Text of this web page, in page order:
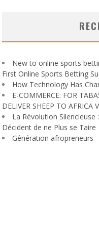
New to online sports
First Online Sports Betting
How Technology Has
E-COMMERCE: FOR
DELIVER SHEEP TO AFRICA
La Révolution
Décident de ne Plus se Taire
Génération afropreneurs